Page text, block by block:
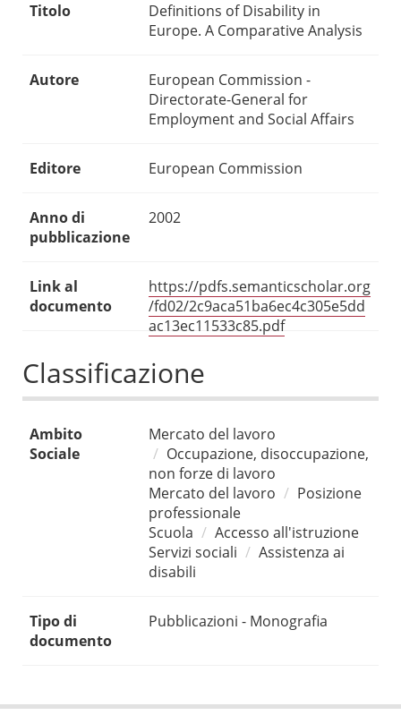
Titolo
Definitions of Disability in
Europe. A Comparative Analysis
Autore
European Commission -
Directorate-General for
Employment and Social Affairs
Editore European Commission
Anno di
pubblicazione
2002
Link al
documento
https://pdfs.semanticscholar.org
/fd02/2c9aca51ba6ec4c305e5dd
ac13ec11533c85.pdf
Classificazione
Ambito
Sociale
Mercato del lavoro
Occupazione, disoccupazione,
non forze di lavoro
Mercato del lavoro
Posizione
professionale
Scuola
Accesso all'istruzione
Servizi sociali
Assistenza ai
disabili
Tipo di
documento
Pubblicazioni - Monografia